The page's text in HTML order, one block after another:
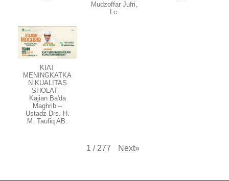
Mudzoffar Jufri,
Lc.
KIAT
MENINGKATKA
N KUALITAS
SHOLAT –
Kajian Ba'da
Maghrib –
Ustadz Drs. H.
M. Taufiq AB.
1 / 277 Next»